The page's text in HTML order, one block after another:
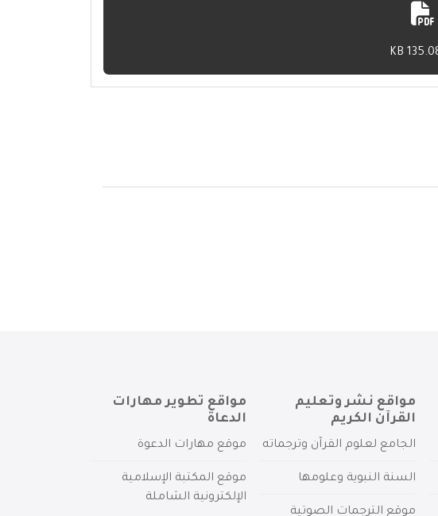
مواقع نشر وتعليم
القرآن الكريم
الجامع لعلوم القرآن وترجماته
السنة النبوية وعلومها
موقع الترجمات الصوتية
مواقع تطوير مهارات
الدعاة
موقع مهارات الدعوة
موقع المكتبة الإسلامية
الإلكترونية الشاملة